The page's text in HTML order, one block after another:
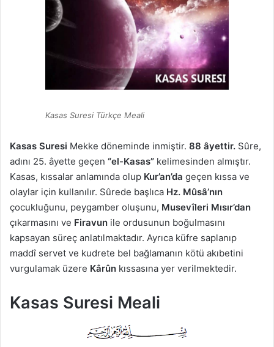
Kasas Suresi Türkçe Meali
Kasas Suresi Mekke döneminde inmiştir. 88 âyettir. Sûre,
adını 25. âyette geçen “el-Kasas” kelimesinden almıştır.
Kasas, kıssalar anlamında olup Kur’an’da geçen kıssa ve
olaylar için kullanılır. Sûrede başlıca Hz. Mûsâ’nın
çocukluğunu, peygamber oluşunu, Musevîleri Mısır’dan
çıkarmasını ve Firavun ile ordusunun boğulmasını
kapsayan süreç anlatılmaktadır. Ayrıca küfre saplanıp
maddî servet ve kudrete bel bağlamanın kötü akıbetini
vurgulamak üzere Kârûn kıssasına yer verilmektedir.
Kasas Suresi Meali